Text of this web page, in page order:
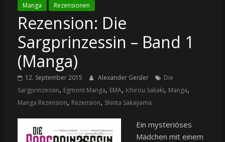
Manga Rezensionen
Rezension: Die
Sargprinzessin – Band 1
(Manga)
12. September 2015 Alexander Geisler
Die
Sargprinzessin, Egmont Manga, EMA, Ichirou Sakaki, Manga,
Manga Rezension, Rezension, Shinta Sakayama
Ein mysteriöses
Mädchen mit einem